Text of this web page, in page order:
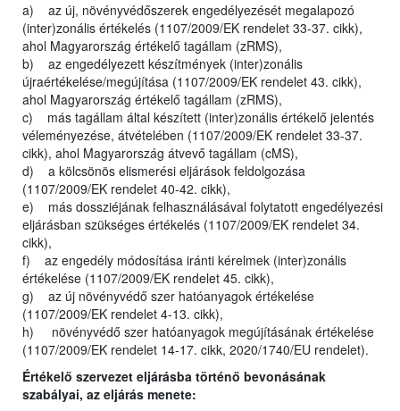
a) az új, növényvédőszerek engedélyezését megalapozó
(inter)zonális értékelés (1107/2009/EK rendelet 33-37. cikk),
ahol Magyarország értékelő tagállam (zRMS),
b) az engedélyezett készítmények (inter)zonális
újraértékelése/megújítása (1107/2009/EK rendelet 43. cikk),
ahol Magyarország értékelő tagállam (zRMS),
c) más tagállam által készített (inter)zonális értékelő jelentés
véleményezése, átvételében (1107/2009/EK rendelet 33-37.
cikk), ahol Magyarország átvevő tagállam (cMS),
d) a kölcsönös elismerési eljárások feldolgozása
(1107/2009/EK rendelet 40-42. cikk),
e) más dossziéjának felhasználásával folytatott engedélyezési
eljárásban szükséges értékelés (1107/2009/EK rendelet 34.
cikk),
f) az engedély módosítása iránti kérelmek (inter)zonális
értékelése (1107/2009/EK rendelet 45. cikk),
g) az új növényvédő szer hatóanyagok értékelése
(1107/2009/EK rendelet 4-13. cikk),
h) növényvédő szer hatóanyagok megújításának értékelése
(1107/2009/EK rendelet 14-17. cikk, 2020/1740/EU rendelet).
Értékelő szervezet eljárásba történő bevonásának
szabályai, az eljárás menete: